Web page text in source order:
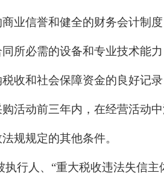
商业信誉和健全的财务会计制
同所必需的设备和专业技术能
税收和社会保障资金的良好记
购活动前三年内，在经营活动
规规定的其他条件。
执行人、“重大税收违法失信